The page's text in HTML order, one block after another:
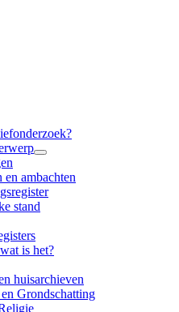
en ambachten
stand
is het?
huisarchieven
Grondschatting